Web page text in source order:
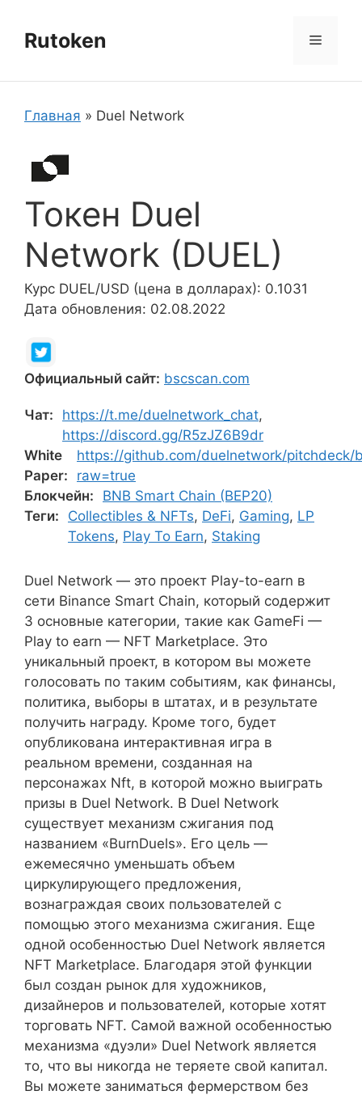
содержимому
Rutoken Меню
Главная » Duel Network
Токен Duel
Network (DUEL)
Курс DUEL/USD (цена в долларах): 0.1031
Дата обновления: 02.08.2022
Официальный сайт: bscscan.com
Чат: https://t.me/duelnetwork_chat,
https://discord.gg/R5zJZ6B9dr
White
Paper:
https://github.com/duelnetwork/pitchdeck/
raw=true
Блокчейн:
BNB Smart Chain (BEP20)
Теги:
Collectibles & NFTs, DeFi, Gaming, LP
Tokens, Play To Earn, Staking
Duel Network — это проект Play-to-earn в
сети Binance Smart Chain, который содержит
3 основные категории, такие как GameFi —
Play to earn — NFT Marketplace. Это
уникальный проект, в котором вы можете
голосовать по таким событиям, как финансы,
политика, выборы в штатах, и в результате
получить награду. Кроме того, будет
опубликована интерактивная игра в
реальном времени, созданная на
персонажах Nft, в которой можно выиграть
призы в Duel Network. В Duel Network
существует механизм сжигания под
названием «BurnDuels». Его цель —
ежемесячно уменьшать объем
циркулирующего предложения,
вознаграждая своих пользователей с
помощью этого механизма сжигания. Еще
одной особенностью Duel Network является
NFT Marketplace. Благодаря этой функции
был создан рынок для художников,
дизайнеров и пользователей, которые хотят
торговать NFT. Самой важной особенностью
механизма «дуэли» Duel Network является
то, что вы никогда не теряете свой капитал.
Вы можете заниматься фермерством без